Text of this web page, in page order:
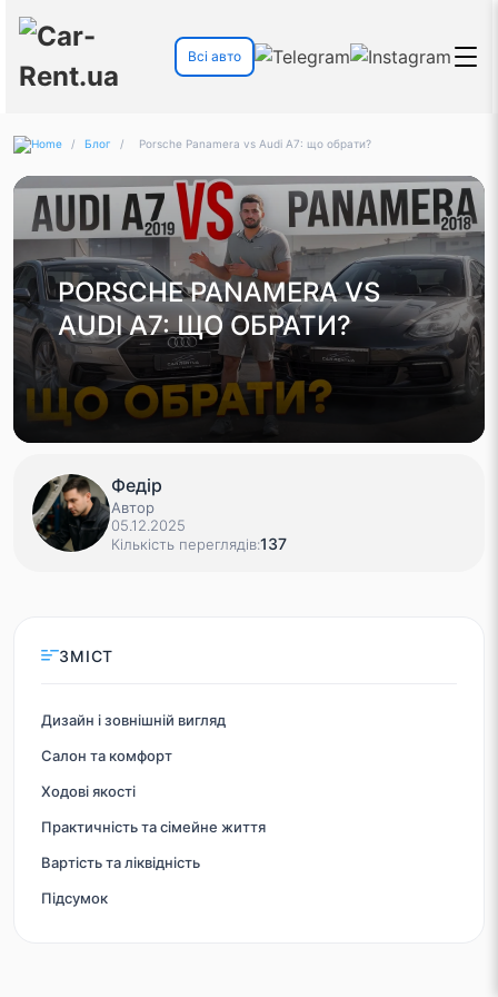
Всі авто
/ Блог / Porsche Panamera vs Audi A7: що обрати?
PORSCHE PANAMERA VS
AUDI A7: ЩО ОБРАТИ?
Федір
Автор
05.12.2025
Кількість переглядів:137
ЗМІСТ
Дизайн і зовнішній вигляд
Салон та комфорт
Ходові якості
Практичність та сімейне життя
Вартість та ліквідність
Підсумок